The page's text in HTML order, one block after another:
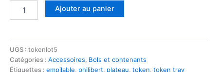
Ajouter au panier
UGS : tokenlot5
Catégories : Accessoires, Bols et contenants
Étiquettes : empilable, philibert, plateau, token, token tray